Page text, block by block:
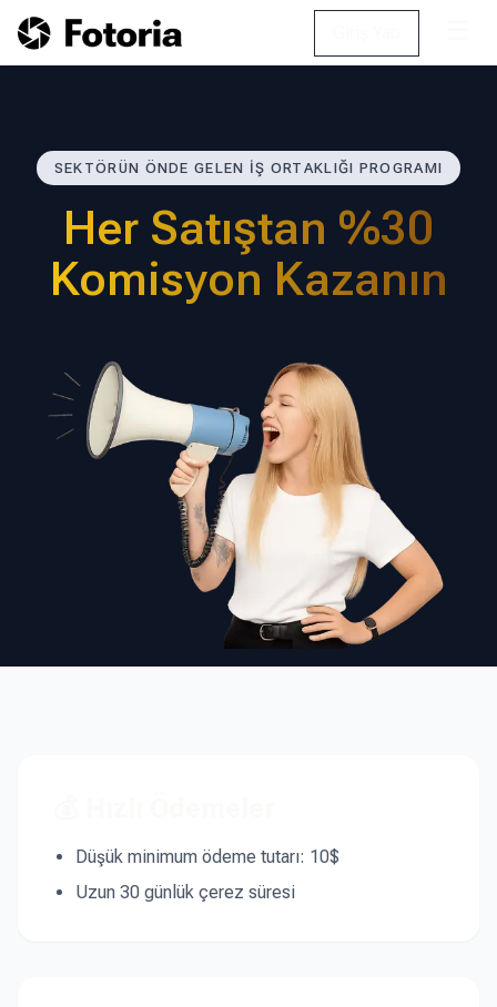
SEKTÖRÜN ÖNDE GELEN İŞ ORTAKLIĞI PROGRAMI
Her Satıştan %30
Komisyon Kazanın
Düşük minimum ödeme tutarı: 10$
Uzun 30 günlük çerez süresi